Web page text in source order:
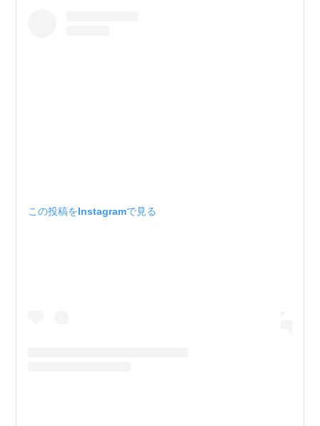
この投稿をInstagramで見る